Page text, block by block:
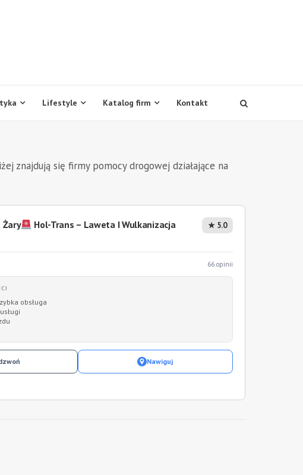
Lifestyle Katalog firm Kontakt
znajdują się firmy pomocy drogowej działające na
Żary Hol-Trans – Laweta I Wulkanizacja ★ 5.0
66 opinii
obsługa
Nawiguj